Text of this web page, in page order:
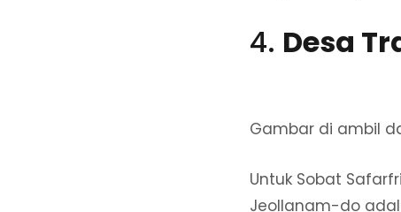
4. Desa
Gambar di ambil
Untuk Sobat
Jeollanam-do